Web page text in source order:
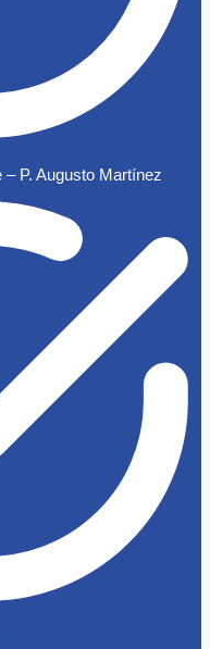
P. Augusto Martínez